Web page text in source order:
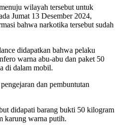
wilayah tersebut untuk
Jumat 13 Desember 2024,
bahwa narkotika tersebut sudah
didapatkan bahwa pelaku
warna abu-abu dan paket 50
di dalam mobil.
dan pembuntutan
didapati barang bukti 50 kilogram
karung warna putih.